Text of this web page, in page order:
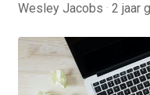
Wesley Jacobs · 2 jaar